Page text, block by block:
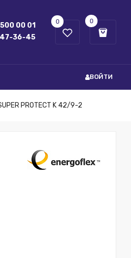
00 01
36-45
0 0
ВОЙТИ
PROTECT K 42/9-2